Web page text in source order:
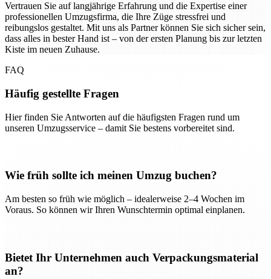
Vertrauen Sie auf langjährige Erfahrung und die Expertise einer
professionellen Umzugsfirma, die Ihre Züge stressfrei und
reibungslos gestaltet. Mit uns als Partner können Sie sich sicher sein,
dass alles in bester Hand ist – von der ersten Planung bis zur letzten
Kiste im neuen Zuhause.
FAQ
Häufig gestellte Fragen
Hier finden Sie Antworten auf die häufigsten Fragen rund um
unseren Umzugsservice – damit Sie bestens vorbereitet sind.
Wie früh sollte ich meinen Umzug buchen?
Am besten so früh wie möglich – idealerweise 2–4 Wochen im
Voraus. So können wir Ihren Wunschtermin optimal einplanen.
Bietet Ihr Unternehmen auch Verpackungsmaterial
an?